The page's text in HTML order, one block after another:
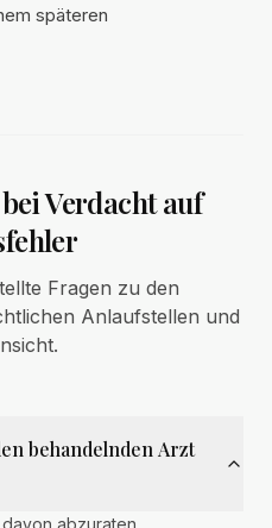
späteren
Verdacht auf
Fragen zu den
Anlaufstellen und
behandelnden Arzt
abzuraten.